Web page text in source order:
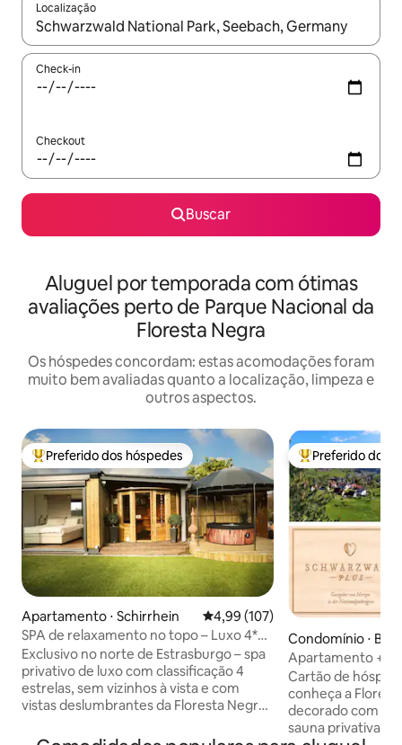
Localização
Quando os resultados estiverem disponíveis, explore-os
Check-in
Checkout
Buscar
Aluguel por temporada com ótimas
avaliações perto de Parque Nacional da
Floresta Negra
Os hóspedes concordam: estas acomodações foram
muito bem avaliadas quanto a localização, limpeza e
outros aspectos.
Entre os melhores preferidos dos hóspedes
Preferido dos hóspedes
Apartamento ⋅ Schirrhein 4,99 de uma avaliação média de
4,99 (107)
SPA de relaxamento no topo – Luxo 4*
com vista e spa privativo
Exclusivo no norte de Estrasburgo – spa
privativo de luxo com classificação 4
estrelas, sem vizinhos à vista e com
vistas deslumbrantes da Floresta Negra,
Baden, a 10 minutos de Haguenau, a 1
Entre os
Preferido dos
Condomínio ⋅
Apartamento +
hóspede regional
Cartão de
conheça a Floresta
decorado com
sauna privativa,